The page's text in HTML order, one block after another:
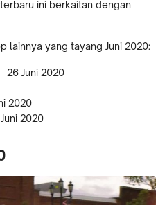
ini berkaitan dengan
lainnya yang tayang Juni 2020:
26 Juni 2020
2020
2020